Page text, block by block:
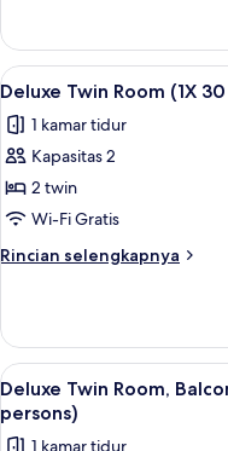
(1X
30
mnt
massage
for
2
persons)
Deluxe
Room,
1
Bed,
Balcony
30
mnt
for
Lihat
semua
foto
untuk
Deluxe
Twin
Room
(1X
mnt
massage
for
2
persons)
4
Deluxe Twin Room (1X
1 kamar tidur
Kapasitas 2
2 twin
Wi-Fi Gratis
Rincian selengkapnya
Rincian
Deluxe
Twin
Room
(1X
30
Lihat
semua
foto
6
Deluxe Twin Room,
persons)
1 kamar tidur